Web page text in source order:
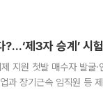
?…‘제3자 승계’ 시
지원 첫발 매수자 발굴
과 장기근속 임직원 등